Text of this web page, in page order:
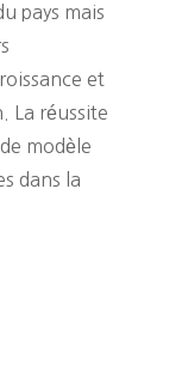
pays mais
et
La réussite
modèle
dans la